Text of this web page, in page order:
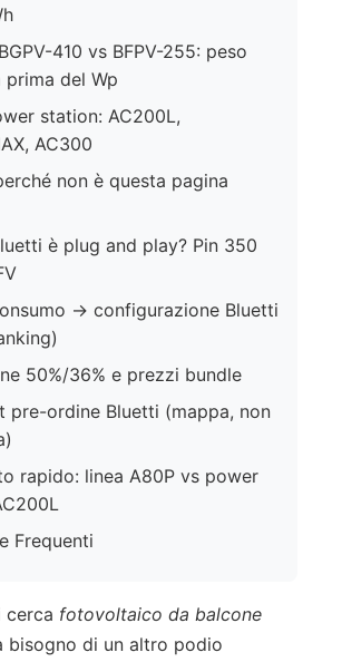
410 vs BFPV-255: peso
prima del Wp
station: AC200L,
AC300
non è questa pagina
è plug and play? Pin 350
→ configurazione Bluetti
50%/36% e prezzi bundle
pre-ordine Bluetti (mappa, non
rapido: linea A80P vs power
Frequenti
cerca fotovoltaico da balcone
bisogno di un altro podio